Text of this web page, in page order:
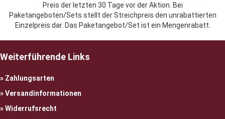
Preis der letzten 30 Tage vor der Aktion. Bei
Paketangeboten/Sets stellt der Streichpreis den unrabattierten
Einzelpreis dar. Das Paketangebot/Set ist ein Mengenrabatt.
Weiterführende Links
Zahlungsarten
Versandinformationen
Widerrufsrecht